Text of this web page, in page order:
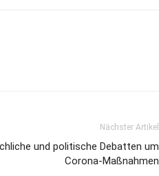
Nächster Artikel
und politische Debatten um
Corona-Maßnahmen